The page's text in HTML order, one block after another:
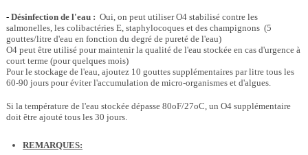
- Désinfection de l'eau : Oui, on peut utiliser O4 stabilisé contre les
salmonelles, les colibactéries E, staphylocoques et des champignons (5
gouttes/litre d'eau en fonction du degré de pureté de l'eau)
O4 peut être utilisé pour maintenir la qualité de l'eau stockée en cas d'urgence à
court terme (pour quelques mois)
Pour le stockage de l'eau, ajoutez 10 gouttes supplémentaires par litre tous les
60-90 jours pour éviter l'accumulation de micro-organismes et d'algues.
Si la température de l'eau stockée dépasse 80oF/27oC, un O4 supplémentaire
doit être ajouté tous les 30 jours.
REMARQUES: